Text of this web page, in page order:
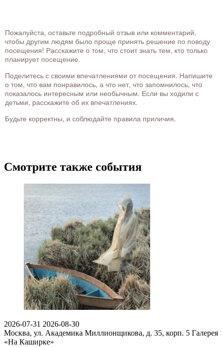
Пожалуйста, оставьте подробный отзыв или комментарий,
чтобы другим людям было проще принять решение по поводу
посещения! Расскажите о том, что стоит знать тем, кто только
планирует посещение.
Поделитесь с своими впечатлениями от посещения. Напишите
о том, что вам понравилось, а что нет, что запомнилось, что
показалось интересным или необычным. Если вы ходили с
детьми, расскажите об их впечатлениях.
Будьте корректны, и соблюдайте правила приличия.
Смотрите также события
2026-07-31 2026-08-30
Москва, ул. Академика Миллионщикова, д. 35, корп. 5 Галерея
«На Каширке»